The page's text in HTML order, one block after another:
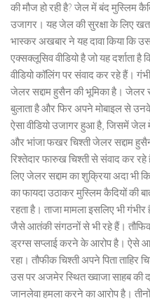
की मौज हो रही है? जेल में बंद मुस्लिम
उजागर। यह जेल की सुरक्षा के लिए
भास्कर अखबार ने यह दावा किया
एक्सक्लूसिव वीडियो है जो यह दर्शाता
वीडियो कॉलिंग पर संवाद कर रहे हैं।
जेलर सद्दाम हुसैन की भूमिका है। जेलर
बुलाता है और फिर अपने मोबाइल से
ऐसा वीडियो उजागर हुआ है, जिसमें जेल
और भांजा फखर चिश्ती जेलर सद्दाम
रिश्तेदार फारुख चिश्ती से संवाद कर
लिए जेलर सद्दाम का शुक्रिया अदा भी
का फायदा उठाकर मुस्लिम कैदियों की
रहता है। ताजा मामला इसलिए भी
जैसे आतंकी संगठनों से भी रहे हैं।
ड्रग्स सप्लाई करने के आरोप है। ऐसे
रहा। तौफीक चिश्ती अपने पिता
उस पर अजमेर स्थित ख्वाजा साहब की
जानलेवा हमला करने का आरोप है।